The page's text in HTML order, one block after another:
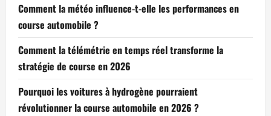
Comment la météo influence-t-elle les performances en
course automobile ?
Comment la télémétrie en temps réel transforme la
stratégie de course en 2026
Pourquoi les voitures à hydrogène pourraient
révolutionner la course automobile en 2026 ?